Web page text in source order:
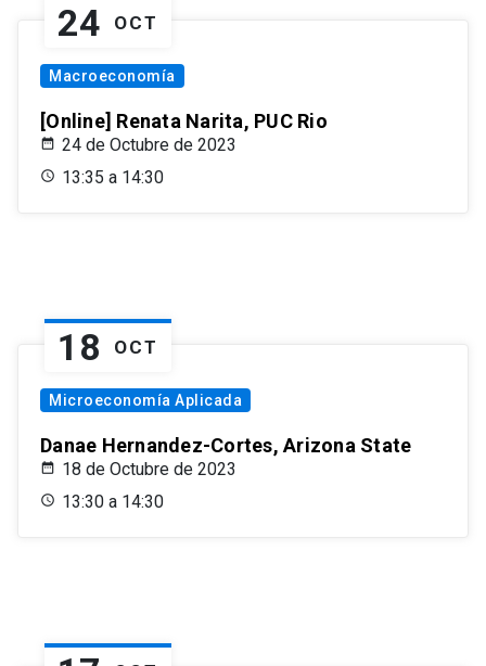
24 OCT
Macroeconomía
[Online] Renata Narita, PUC Rio
24 de Octubre de 2023
13:35 a 14:30
18 OCT
Microeconomía Aplicada
Danae Hernandez-Cortes, Arizona State
18 de Octubre de 2023
13:30 a 14:30